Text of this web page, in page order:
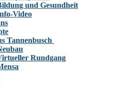
und Gesundheit
Video
Tannenbusch
Rundgang